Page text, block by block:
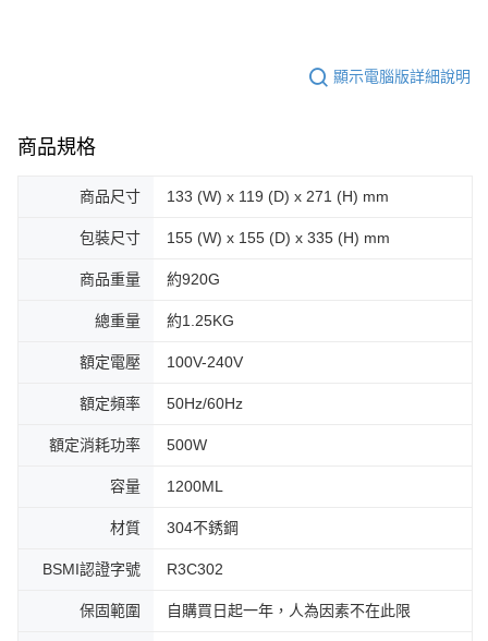
顯示電腦版詳細說明
商品規格
商品尺寸 133 (W) x 119 (D) x 271 (H) mm
包裝尺寸 155 (W) x 155 (D) x 335 (H) mm
商品重量 約920G
總重量 約1.25KG
額定電壓 100V-240V
額定頻率 50Hz/60Hz
額定消耗功率 500W
容量 1200ML
材質 304不銹鋼
BSMI認證字號 R3C302
保固範圍 自購買日起一年，人為因素不在此限